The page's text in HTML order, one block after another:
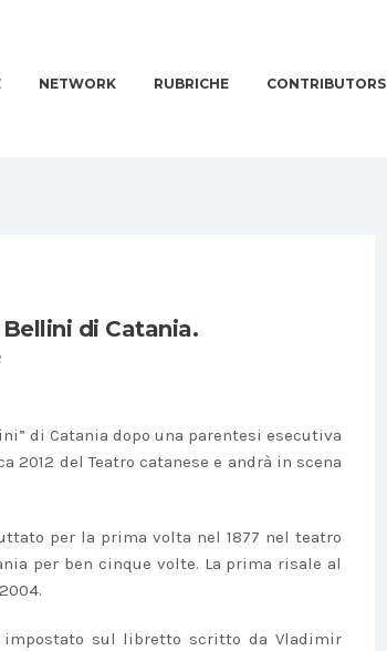
NETWORK RUBRICHE CONTRIBUTORS
di Catania.
di Catania dopo una parentesi esecutiva
del Teatro catanese e andrà in scena
per la prima volta nel 1877 nel teatro
per ben cinque volte. La prima risale al
sul libretto scritto da Vladimir